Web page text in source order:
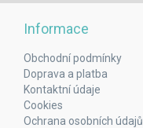
Informace
Obchodní podmínky
Doprava a platba
Kontaktní údaje
Cookies
Ochrana osobních údajů